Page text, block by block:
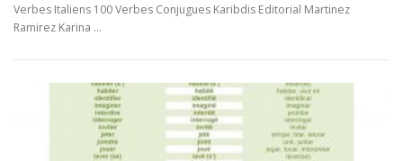
Verbes Italiens 100 Verbes Conjugues Karibdis Editorial Martinez
Ramirez Karina …